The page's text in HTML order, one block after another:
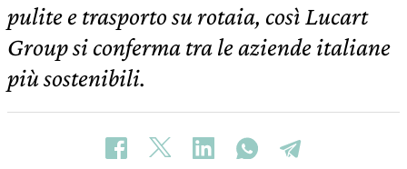
pulite e trasporto su rotaia, così Lucart
Group si conferma tra le aziende italiane
più sostenibili.